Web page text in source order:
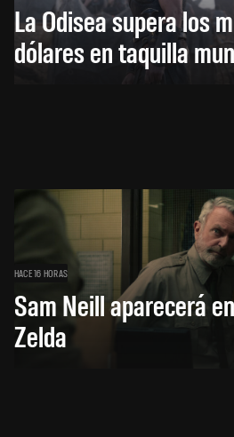
La Odisea supera los
dólares en taquilla
HACE 16 HORAS
Sam Neill aparecerá
Zelda